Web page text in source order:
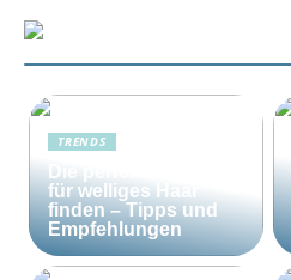
TRENDS
Die perfekte Bürste
für welliges Haar
finden – Tipps und
Empfehlungen